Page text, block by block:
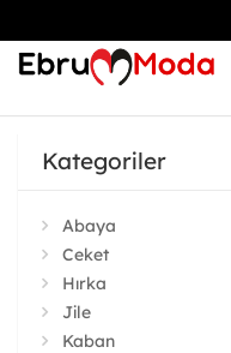
Kategoriler
Abaya
Ceket
Hırka
Jile
Kaban